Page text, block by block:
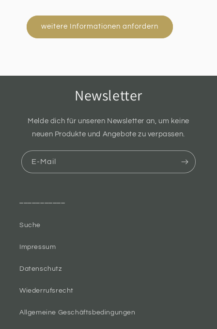
weitere Informationen anfordern
Newsletter
Melde dich für unseren Newsletter an, um keine
neuen Produkte und Angebote zu verpassen.
E-Mail
Suche
Impressum
Datenschutz
Wiederrufsrecht
Allgemeine Geschäftsbedingungen